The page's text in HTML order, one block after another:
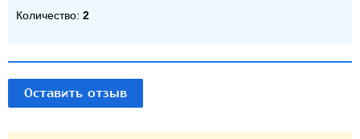
Количество: 2
Оставить отзыв